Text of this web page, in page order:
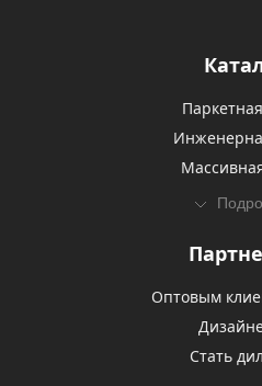
Оптовым
Стать